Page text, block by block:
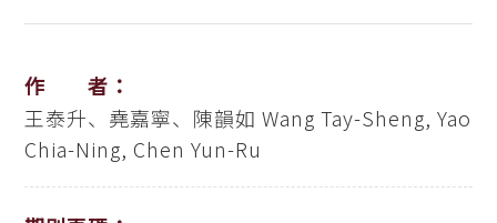
作 者：
王泰升、堯嘉寧、陳韻如 Wang Tay-Sheng, Yao
Chia-Ning, Chen Yun-Ru